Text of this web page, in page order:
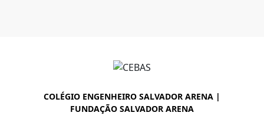
COLÉGIO ENGENHEIRO SALVADOR ARENA |
FUNDAÇÃO SALVADOR ARENA